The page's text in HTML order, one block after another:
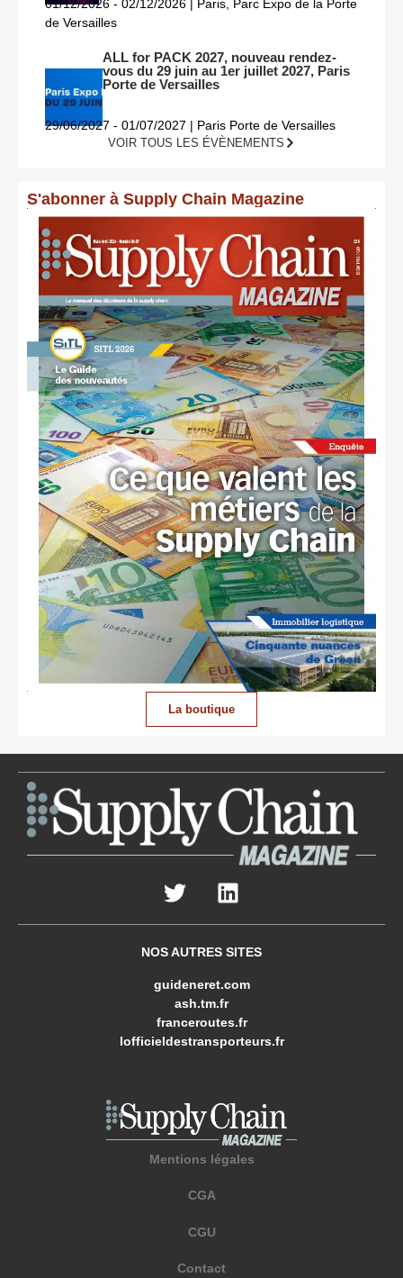
01/12/2026 - 02/12/2026 | Paris, Parc Expo de la Porte
de Versailles
ALL for PACK 2027, nouveau rendez-
vous du 29 juin au 1er juillet 2027, Paris
Porte de Versailles
29/06/2027 - 01/07/2027 | Paris Porte de Versailles
VOIR TOUS LES ÉVÈNEMENTS
S'abonner à Supply Chain Magazine
La boutique
NOS AUTRES SITES
guideneret.com
ash.tm.fr
franceroutes.fr
lofficieldestransporteurs.fr
Mentions légales
CGA
CGU
Contact